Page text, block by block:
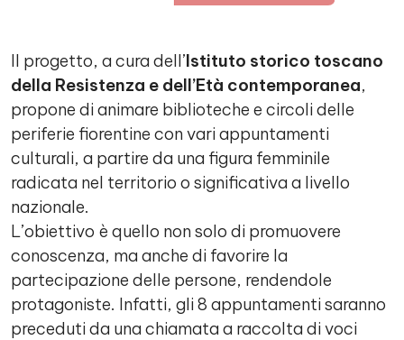
Il progetto, a cura dell’Istituto storico toscano
della Resistenza e dell’Età contemporanea,
propone di animare biblioteche e circoli delle
periferie fiorentine con vari appuntamenti
culturali, a partire da una figura femminile
radicata nel territorio o significativa a livello
nazionale.
L’obiettivo è quello non solo di promuovere
conoscenza, ma anche di favorire la
partecipazione delle persone, rendendole
protagoniste. Infatti, gli 8 appuntamenti saranno
preceduti da una chiamata a raccolta di voci